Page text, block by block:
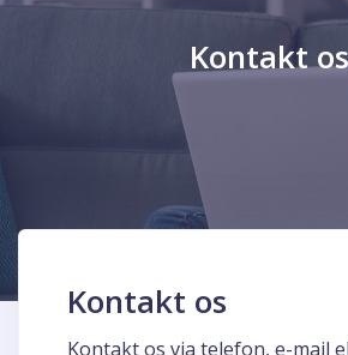
Kontakt os
Kontakt os
Kontakt os via telefon, e-mail